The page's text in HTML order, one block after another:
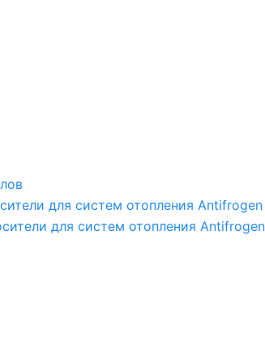
для систем отопления
для систем отопления